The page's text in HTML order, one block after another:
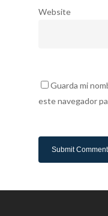
Website
Guarda mi
este navegador